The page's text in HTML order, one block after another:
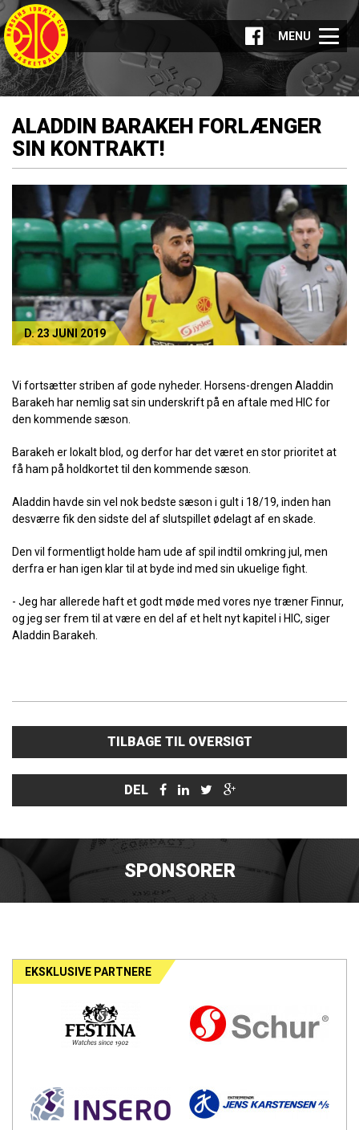
MENU
ALADDIN BARAKEH FORLÆNGER
SIN KONTRAKT!
D. 23 JUNI 2019
Vi fortsætter striben af gode nyheder. Horsens-drengen Aladdin
Barakeh har nemlig sat sin underskrift på en aftale med HIC for
den kommende sæson.
Barakeh er lokalt blod, og derfor har det været en stor prioritet at
få ham på holdkortet til den kommende sæson.
Aladdin havde sin vel nok bedste sæson i gult i 18/19, inden han
desværre fik den sidste del af slutspillet ødelagt af en skade.
Den vil formentligt holde ham ude af spil indtil omkring jul, men
derfra er han igen klar til at byde ind med sin ukuelige fight.
- Jeg har allerede haft et godt møde med vores nye træner Finnur,
og jeg ser frem til at være en del af et helt nyt kapitel i HIC, siger
Aladdin Barakeh.
TILBAGE TIL OVERSIGT
DEL
SPONSORER
EKSKLUSIVE PARTNERE